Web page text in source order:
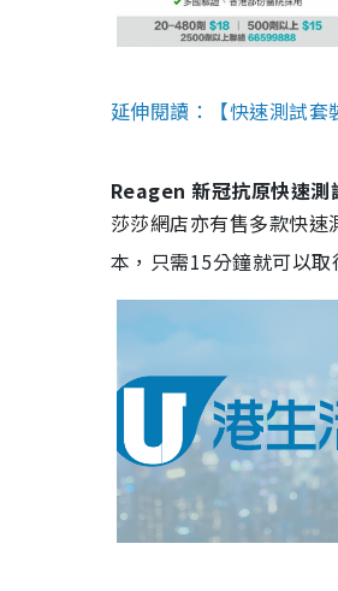
延伸閱讀：【快速測試
Reagen 新冠抗原快速測
莎莎網店亦有售多款快
本，只需15分鐘就可以